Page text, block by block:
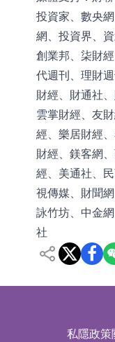
投資家、數央
網、投資界、
創業邦、柒財
代週刊、理財
財經、財通社
雲掌財經、友
經、樂居財經
財經、鎂客網
經、美通社、
視傳媒、財聞
詠竹坊、中金
社
私隱政策